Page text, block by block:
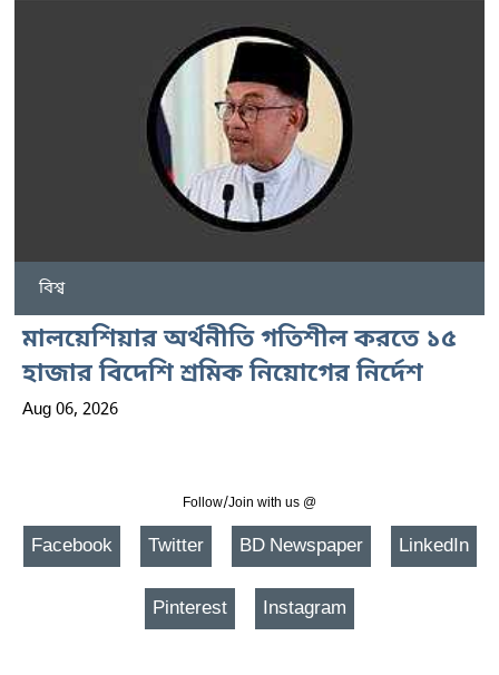
বিশ্ব
মালয়েশিয়ার অর্থনীতি গতিশীল করতে ১৫
হাজার বিদেশি শ্রমিক নিয়োগের নির্দেশ
Aug 06, 2026
Follow/Join with us @
Facebook Twitter BD Newspaper LinkedIn
Pinterest Instagram